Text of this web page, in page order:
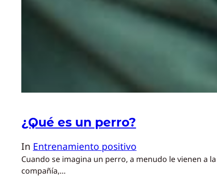
¿Qué es un perro?
In Entrenamiento positivo
Cuando se imagina un perro, a menudo le vienen a
compañía,…